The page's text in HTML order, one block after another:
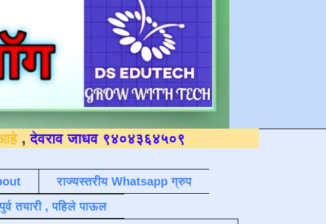
जाधव ९४०४३६४५०९ .
राज्यस्तरीय Whatsapp ग्रुप
तयारी , पहिले पाऊल